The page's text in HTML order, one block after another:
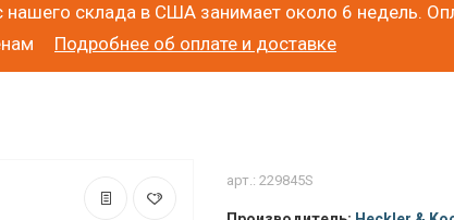
склада в США занимает около 6 недель.
Подробнее об оплате и доставке
арт.: 229845S